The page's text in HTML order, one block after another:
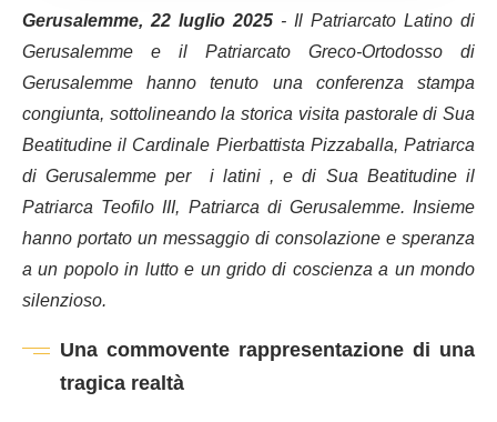
Gerusalemme, 22 luglio 2025 - Il Patriarcato Latino di
Gerusalemme e il Patriarcato Greco-Ortodosso di
Gerusalemme hanno tenuto una conferenza stampa
congiunta, sottolineando la storica visita pastorale di Sua
Beatitudine il Cardinale Pierbattista Pizzaballa, Patriarca
di Gerusalemme per i latini , e di Sua Beatitudine il
Patriarca Teofilo III, Patriarca di Gerusalemme. Insieme
hanno portato un messaggio di consolazione e speranza
a un popolo in lutto e un grido di coscienza a un mondo
silenzioso.
Una commovente rappresentazione di una
tragica realtà